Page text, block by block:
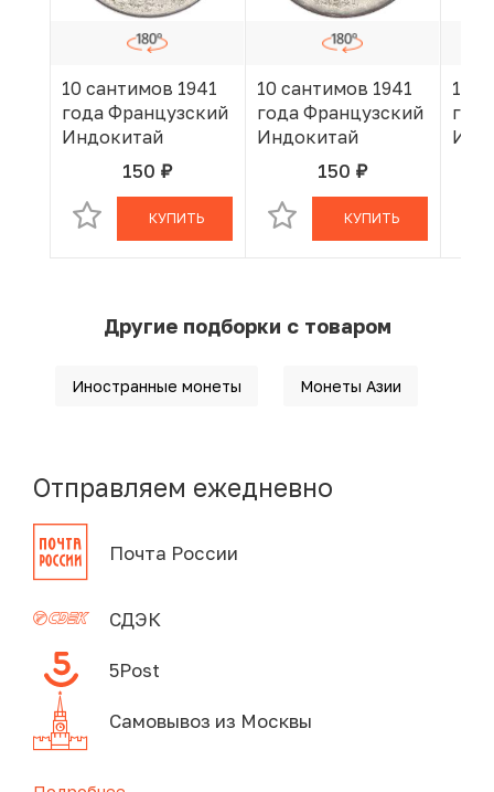
10 сантимов 1941
года Французский
Индокитай
150 руб.
В КОРЗИНЕ
КУПИТЬ
10 сантимов 1941
года Французский
Индокитай
150 руб.
В КОРЗИНЕ
КУПИТЬ
10
Другие подборки с товаром
Иностранные монеты Монеты Азии
Отправляем ежедневно
Почта России
СДЭК
5Post
Самовывоз из Москвы